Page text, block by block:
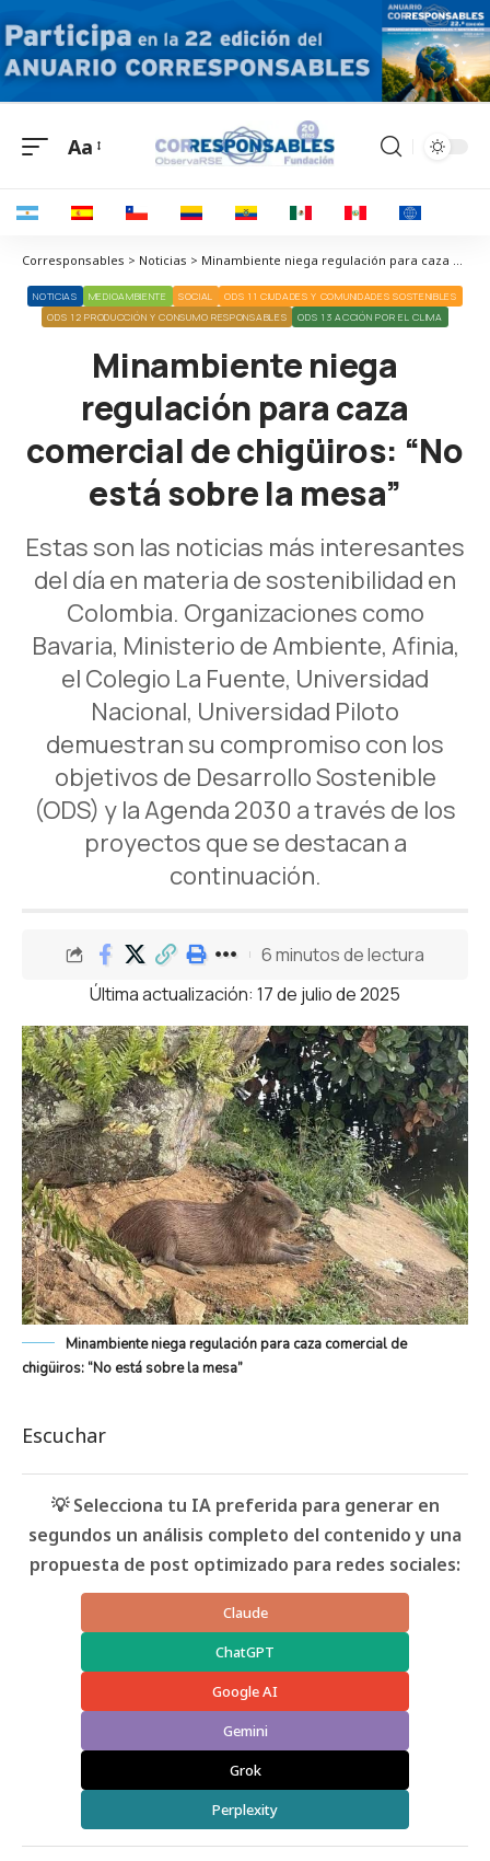
Aa
Corresponsables > Noticias > Minambiente niega regulación para caza comercial de chigüiros: “No está sobre la mesa”
NOTICIAS MEDIOAMBIENTE SOCIAL
ODS 11 CIUDADES Y COMUNIDADES SOSTENIBLES
ODS 12 PRODUCCIÓN Y CONSUMO RESPONSABLES
ODS 13 ACCIÓN POR EL CLIMA
Minambiente niega
regulación para caza
comercial de chigüiros: “No
está sobre la mesa”
Estas son las noticias más interesantes
del día en materia de sostenibilidad en
Colombia. Organizaciones como
Bavaria, Ministerio de Ambiente, Afinia,
el Colegio La Fuente, Universidad
Nacional, Universidad Piloto
demuestran su compromiso con los
objetivos de Desarrollo Sostenible
(ODS) y la Agenda 2030 a través de los
proyectos que se destacan a
continuación.
Última actualización: 17 de julio de 2025
6 minutos de lectura
Minambiente niega regulación para caza comercial de
chigüiros: “No está sobre la mesa”
Escuchar
💡 Selecciona tu IA preferida para generar en
segundos un análisis completo del contenido y una
propuesta de post optimizado para redes sociales:
Claude
ChatGPT
Google AI
Gemini
Grok
Perplexity